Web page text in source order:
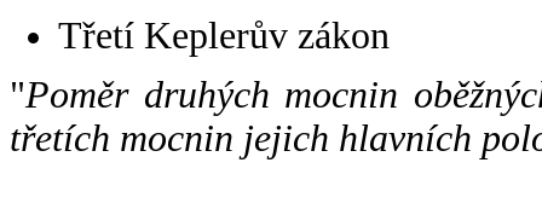
Třetí Keplerův zákon
"Poměr druhých mocnin
třetích mocnin jejich hlavních